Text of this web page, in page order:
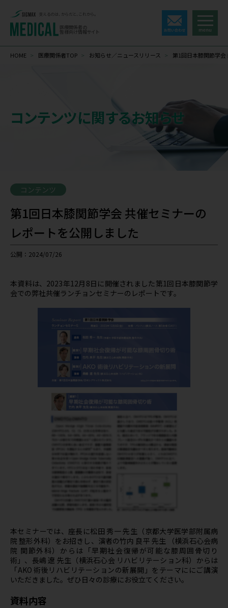
支えるのは、からだと、これから。
医療関係者の
皆様向け情報サイト
HOME > 医療関係者TOP > お知らせ／ニュースリリース > 第1回日本膝関節学
コンテンツに関するお知らせ
コンテンツ
第1回日本膝関節学会 共催セミナーの
レポートを公開しました
公開：2024/07/26
本資料は、2023年12月8日に開催されました第1回日本膝関節学
会での弊社共催ランチョンセミナーのレポートです。
本セミナーでは、座長に松田 秀一 先生（京都大学医学部附属病
院 整形外科）をお招きし、演者の竹内 良平 先生 （横浜石心会病
院 関節外科）からは「早期社会復帰が可能な膝周囲骨切り
術」、長嶋 遼 先生（横浜石心会 リハビリテーション科）からは
「AKO 術後リハビリテーションの新展開」をテーマににご講演
いただきました。ぜひ日々の診療にお役立てください。
資料内容